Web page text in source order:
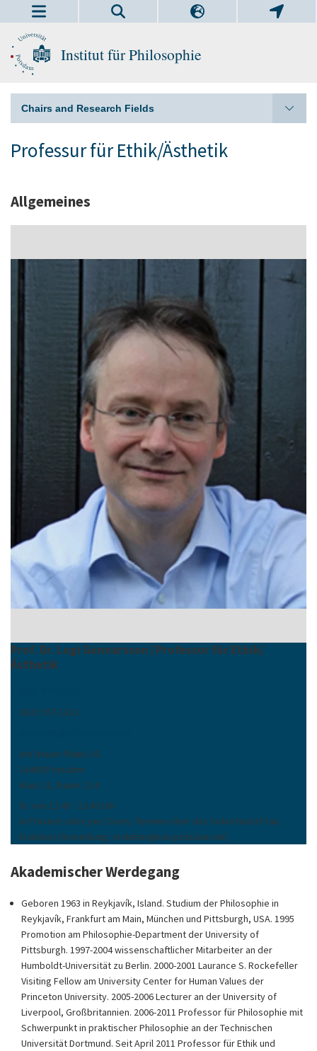
Institut für Philosophie
Chairs and Research Fields
Professur für Ethik/Ästhetik
Allgemeines
Prof. Dr. Logi Gunnarsson | Professor für Ethik/
Ästhetik
0331 977-1313
Am Neuen Palais 10
14469 Potsdam
Haus 11, Raum 2.14
Di. von 12:45 - 13:45 Uhr
in Präsenz oder per Zoom, Termine über das Sekretariat Frau
Erxleben (Anmeldung: erxleben@uni-potsdam.de)
Akademischer Werdegang
Geboren 1963 in Reykjavík, Island. Studium der Philosophie in
Reykjavík, Frankfurt am Main, München und Pittsburgh, USA. 1995
Promotion am Philosophie-Department der University of
Pittsburgh. 1997-2004 wissenschaftlicher Mitarbeiter an der
Humboldt-Universität zu Berlin. 2000-2001 Laurance S. Rockefeller
Visiting Fellow am University Center for Human Values der
Princeton University. 2005-2006 Lecturer an der University of
Liverpool, Großbritannien. 2006-2011 Professor für Philosophie mit
Schwerpunkt in praktischer Philosophie an der Technischen
Universität Dortmund. Seit April 2011 Professor für Ethik und